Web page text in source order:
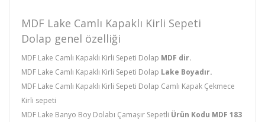
MDF Lake Camlı Kapaklı Kirli Sepeti
Dolap genel özelliği
MDF Lake Camlı Kapaklı Kirli Sepeti Dolap MDF dir.
MDF Lake Camlı Kapaklı Kirli Sepeti Dolap Lake Boyadır.
MDF Lake Camlı Kapaklı Kirli Sepeti Dolap Camlı Kapak Çekmece
Kirli sepeti
MDF Lake Banyo Boy Dolabı Çamaşır Sepetli Ürün Kodu MDF 183